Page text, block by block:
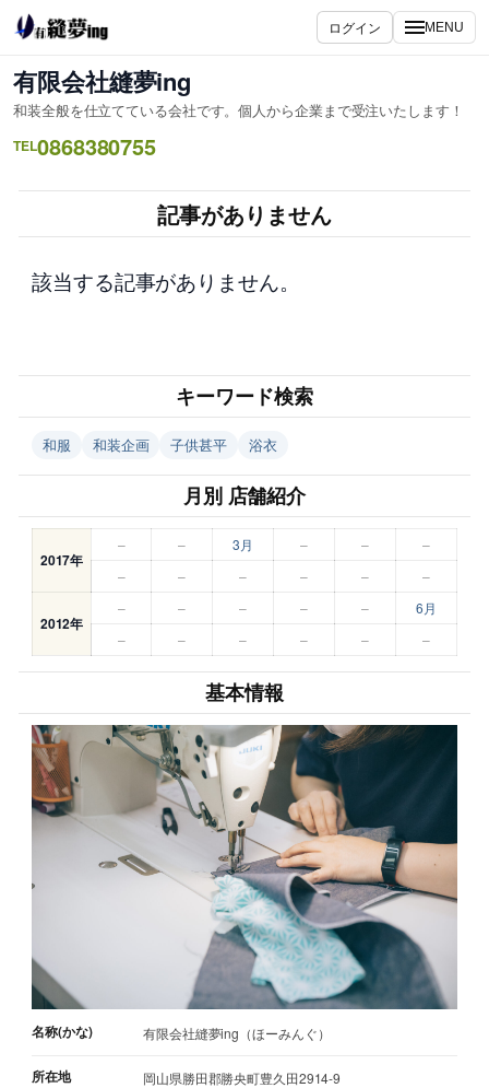
内
容
を
ス
キ
ッ
ログイン MENU
有限会社縫夢ing
和装全般を仕立てている会社です。個人から企業まで受注いたします！
TEL0868380755
記事がありません
該当する記事がありません。
キーワード検索
和服 和装企画 子供甚平 浴衣
月別 店舗紹介
2017年
– – 3月 – –
–
–
– – – – –
2012年
– – – – –
6月
–
– – – – –
基本情報
名称(かな) 有限会社縫夢ing（ほーみんぐ）
所在地 岡山県勝田郡勝央町豊久田2914-9